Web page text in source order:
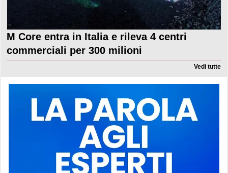
M Core entra in Italia e rileva 4 centri
commerciali per 300 milioni
Vedi tutte